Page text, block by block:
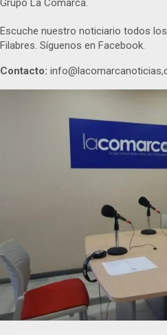
Escuche nuestro noticiario todos los
Filabres. Síguenos en Facebook.
Contacto: